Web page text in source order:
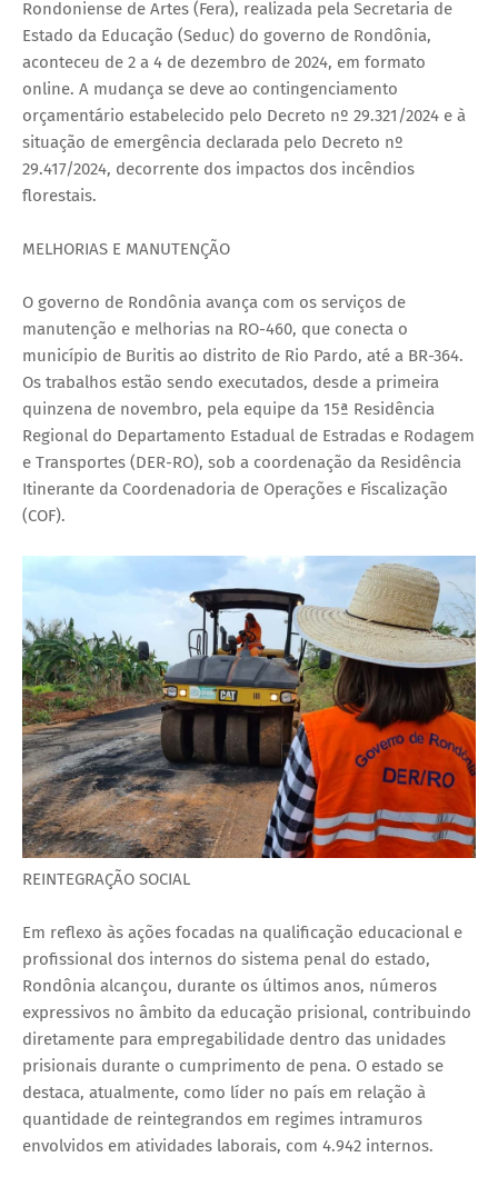
Rondoniense de Artes (Fera), realizada pela Secretaria de
Estado da Educação (Seduc) do governo de Rondônia,
aconteceu de 2 a 4 de dezembro de 2024, em formato
online. A mudança se deve ao contingenciamento
orçamentário estabelecido pelo Decreto nº 29.321/2024 e à
situação de emergência declarada pelo Decreto nº
29.417/2024, decorrente dos impactos dos incêndios
florestais.
MELHORIAS E MANUTENÇÃO
O governo de Rondônia avança com os serviços de
manutenção e melhorias na RO-460, que conecta o
município de Buritis ao distrito de Rio Pardo, até a BR-364.
Os trabalhos estão sendo executados, desde a primeira
quinzena de novembro, pela equipe da 15ª Residência
Regional do Departamento Estadual de Estradas e Rodagem
e Transportes (DER-RO), sob a coordenação da Residência
Itinerante da Coordenadoria de Operações e Fiscalização
(COF).
REINTEGRAÇÃO SOCIAL
Em reflexo às ações focadas na qualificação educacional e
profissional dos internos do sistema penal do estado,
Rondônia alcançou, durante os últimos anos, números
expressivos no âmbito da educação prisional, contribuindo
diretamente para empregabilidade dentro das unidades
prisionais durante o cumprimento de pena. O estado se
destaca, atualmente, como líder no país em relação à
quantidade de reintegrandos em regimes intramuros
envolvidos em atividades laborais, com 4.942 internos.